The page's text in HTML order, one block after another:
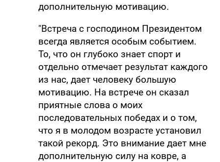
дополнительную мотивацию.
"Встреча с господином Президентом
всегда является особым событием.
То, что он глубоко знает спорт и
отдельно отмечает результат каждого
из нас, дает человеку большую
мотивацию. На встрече он сказал
приятные слова о моих
последовательных победах и о том,
что я в молодом возрасте установил
такой рекорд. Это внимание дает мне
дополнительную силу на ковре, а